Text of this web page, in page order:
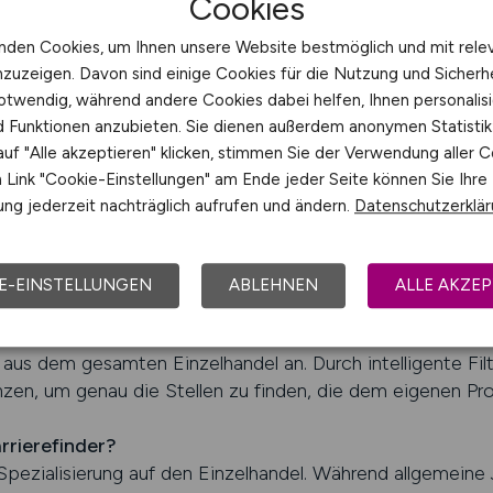
mit potenziellen Arbeitgebern.
finden
– Ihr persönlicher
EINZELHANDEL.JOBS wird die Stellensuche zu
unterstützt Bewerber dabei, ihre Wunschposition zu
Egal, ob jemand einen Nebenjob, eine
und aktuelle Ergebnisse in Sekundenschnelle.
Standort, Beruf und das bevorzugte
dem gesamten Einzelhandel an. Durch intelligente
um genau die Stellen zu finden, die dem eigenen
auf den Einzelhandel. Während
Cookies
Cookies, um Ihnen unsere Website bestmöglich und mit
Davon sind einige Cookies für die Nutzung und
während andere Cookies dabei helfen, Ihnen
Funktionen anzubieten. Sie dienen außerdem anonymen
"Alle akzeptieren" klicken, stimmen Sie der Verwendung aller
"Cookie-Einstellungen" am Ende jeder Seite können Sie Ihre
jederzeit nachträglich aufrufen und ändern.
EINSTELLUNGEN ABLEHNEN ALLE